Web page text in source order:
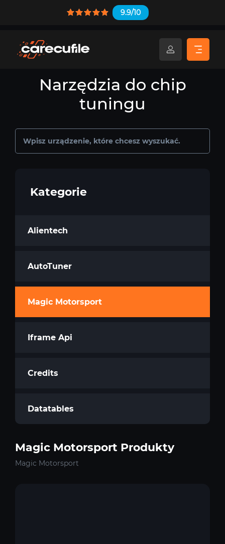
9.9/10
Narzędzia do chip
tuningu
Kategorie
Alientech
AutoTuner
Magic Motorsport
Iframe Api
Credits
Datatables
Magic Motorsport Produkty
Magic Motorsport